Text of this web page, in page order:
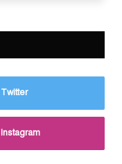
Twitter
Instagram